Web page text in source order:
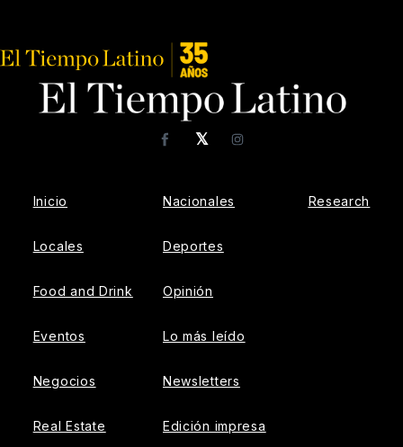
𝕏
FacebookInstagram
Inicio
Locales
Food and Drink
Eventos
Negocios
Real Estate
Nacionales
Deportes
Opinión
Lo más leído
Newsletters
Edición impresa
Research